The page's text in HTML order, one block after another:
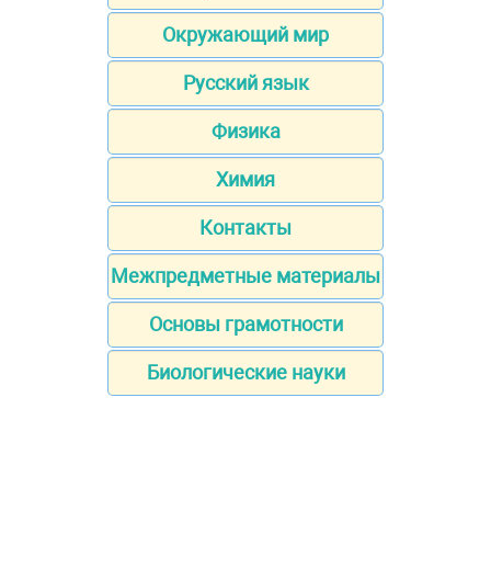
Окружающий мир
Русский язык
Физика
Химия
Контакты
Межпредметные материалы
Основы грамотности
Биологические науки